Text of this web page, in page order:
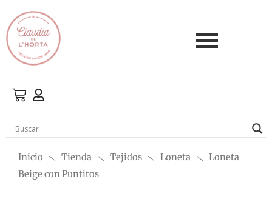
contenido
Inicio Tienda Tejidos Loneta
Loneta
Beige con Puntitos